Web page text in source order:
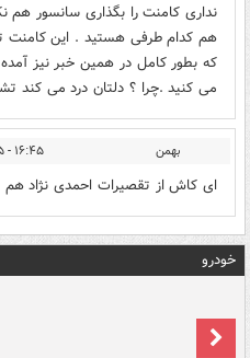
هم کدام طرفی هستید . این
که بطور کامل در همین خبر نیز
می کنید .چرا ؟ دلتان درد می کند
بهمن ۱۶:۴۵ - ۱۳۹۲/۱۰/۰۵
ای کاش از تقصیرات احمدی نژاد
خودرو